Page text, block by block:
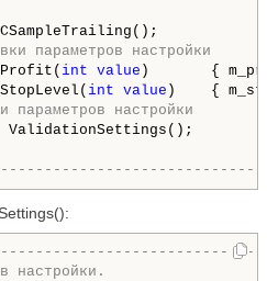
параметров настройки
int value )       {
int value )    {
настройки